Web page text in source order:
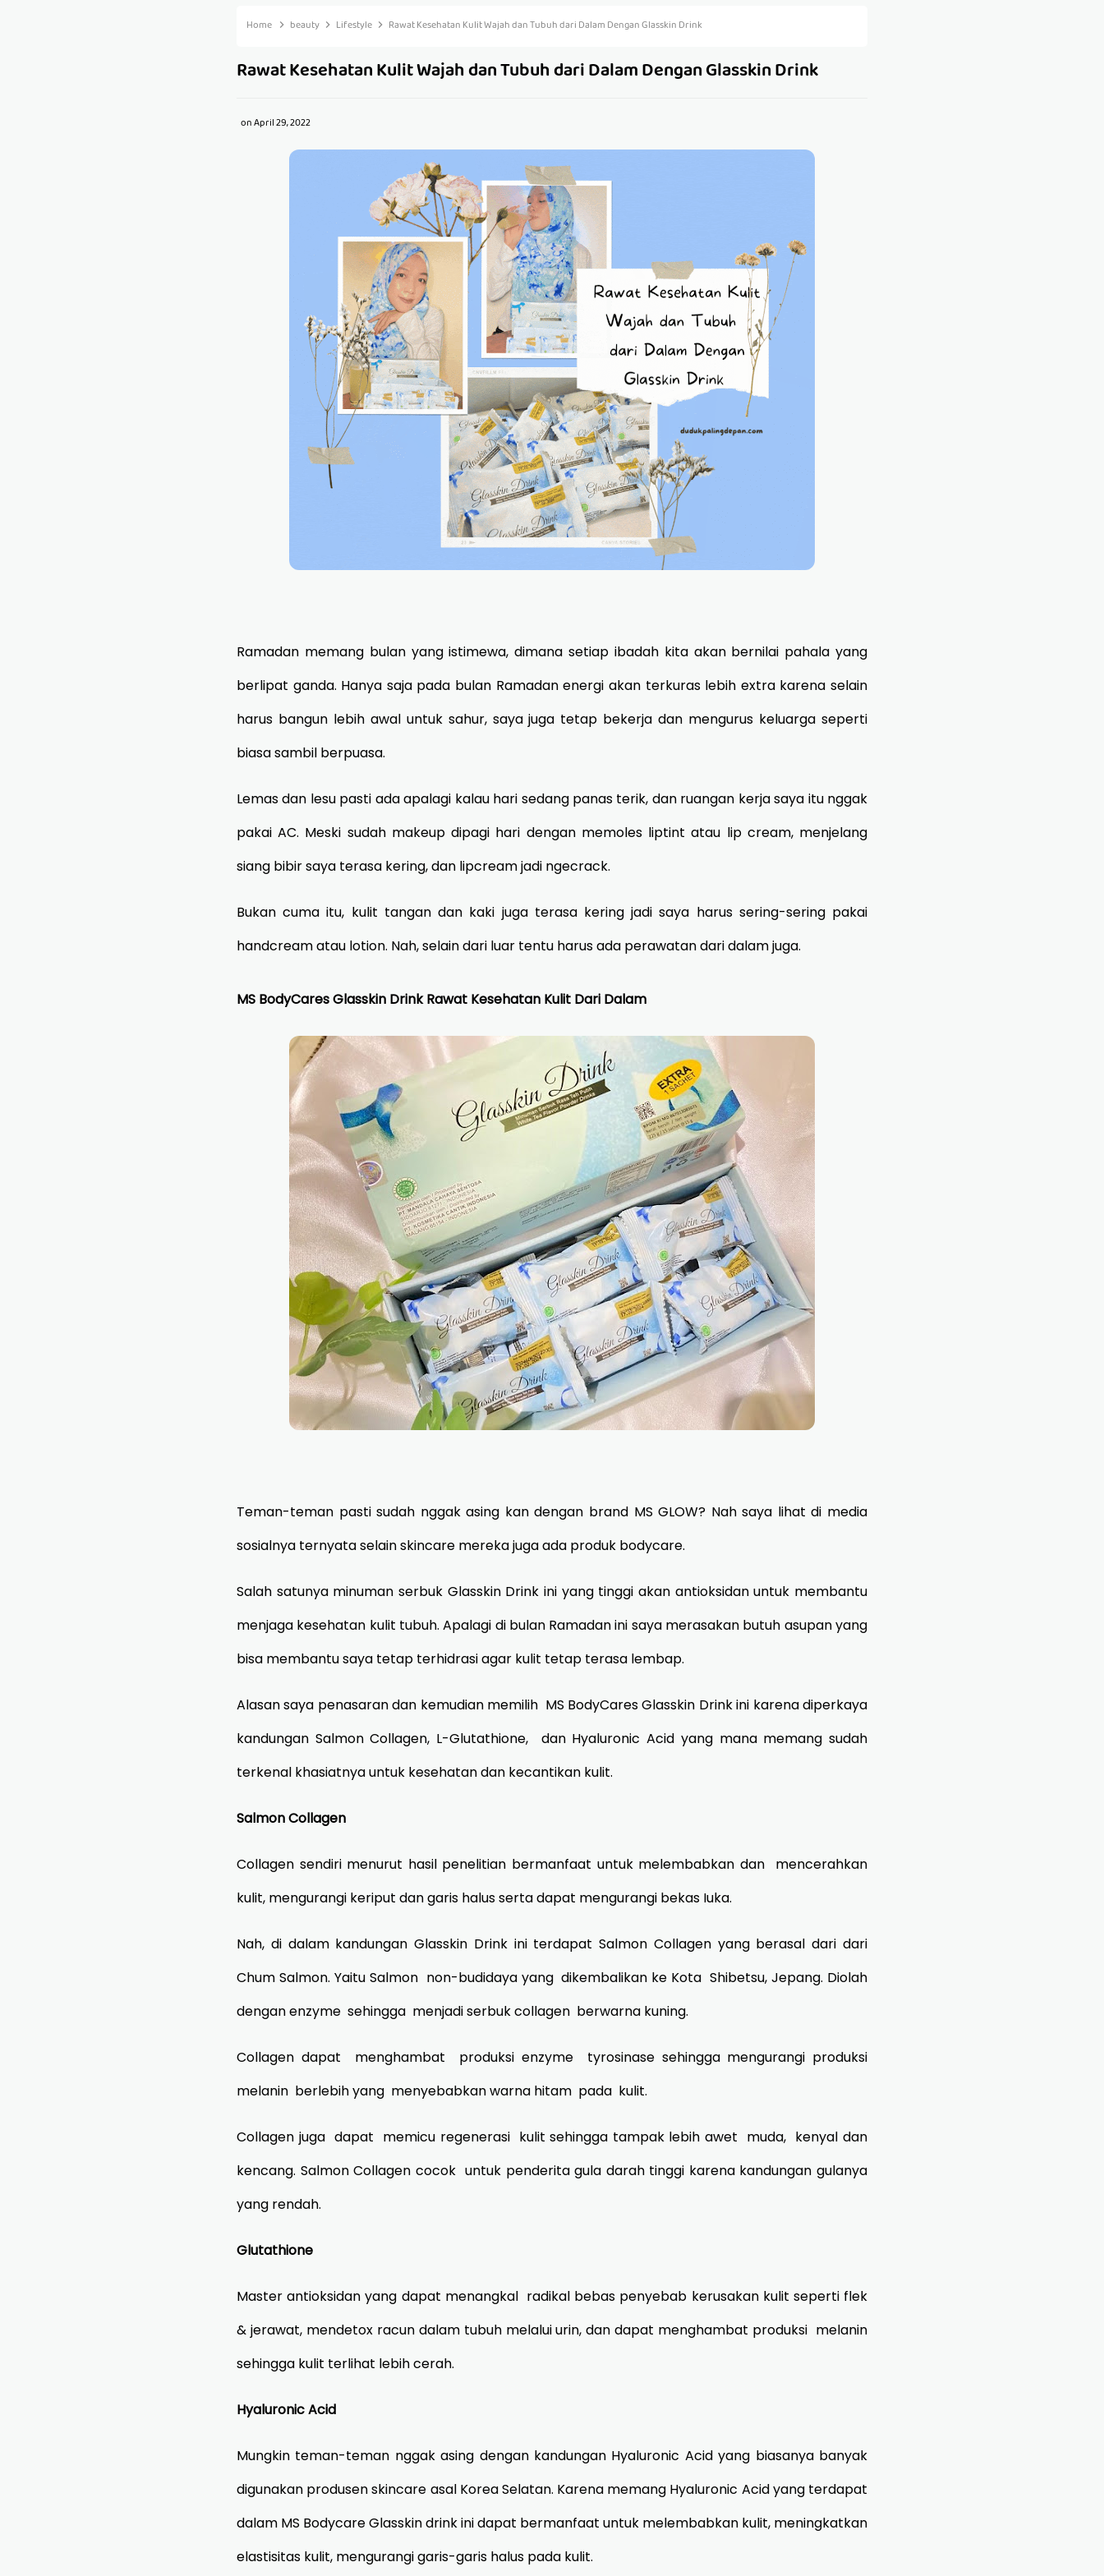
Home beauty Lifestyle Rawat Kesehatan Kulit Wajah dan Tubuh dari Dalam Dengan Glasskin Drink
Rawat Kesehatan Kulit Wajah dan Tubuh dari Dalam Dengan Glasskin Drink
onApril 29, 2022
Ramadan memang bulan yang istimewa, dimana setiap ibadah kita akan bernilai pahala yang
berlipat ganda. Hanya saja pada bulan Ramadan energi akan terkuras lebih extra karena selain
harus bangun lebih awal untuk sahur, saya juga tetap bekerja dan mengurus keluarga seperti
biasa sambil berpuasa.
Lemas dan lesu pasti ada apalagi kalau hari sedang panas terik, dan ruangan kerja saya itu nggak
pakai AC. Meski sudah makeup dipagi hari dengan memoles liptint atau lip cream, menjelang
siang bibir saya terasa kering, dan lipcream jadi ngecrack.
Bukan cuma itu, kulit tangan dan kaki juga terasa kering jadi saya harus sering-sering pakai
handcream atau lotion. Nah, selain dari luar tentu harus ada perawatan dari dalam juga.
MS BodyCares Glasskin Drink Rawat Kesehatan Kulit Dari Dalam
Teman-teman pasti sudah nggak asing kan dengan brand MS GLOW? Nah saya lihat di media
sosialnya ternyata selain skincare mereka juga ada produk bodycare.
Salah satunya minuman serbuk Glasskin Drink ini yang tinggi akan antioksidan untuk membantu
menjaga kesehatan kulit tubuh. Apalagi di bulan Ramadan ini saya merasakan butuh asupan yang
bisa membantu saya tetap terhidrasi agar kulit tetap terasa lembap.
Alasan saya penasaran dan kemudian memilih MS BodyCares Glasskin Drink ini karena diperkaya
kandungan Salmon Collagen, L-Glutathione, dan Hyaluronic Acid yang mana memang sudah
terkenal khasiatnya untuk kesehatan dan kecantikan kulit.
Salmon Collagen
Collagen sendiri menurut hasil penelitian bermanfaat untuk melembabkan dan mencerahkan
kulit, mengurangi keriput dan garis halus serta dapat mengurangi bekas Iuka.
Nah, di dalam kandungan Glasskin Drink ini terdapat Salmon Collagen yang berasal dari dari
Chum Salmon. Yaitu Salmon non-budidaya yang dikembalikan ke Kota Shibetsu, Jepang. Diolah
dengan enzyme sehingga menjadi serbuk collagen berwarna kuning.
Collagen dapat menghambat produksi enzyme tyrosinase sehingga mengurangi produksi
melanin berlebih yang menyebabkan warna hitam pada kulit.
Collagen juga dapat memicu regenerasi kulit sehingga tampak lebih awet muda, kenyal dan
kencang. Salmon Collagen cocok untuk penderita gula darah tinggi karena kandungan gulanya
yang rendah.
Glutathione
Master antioksidan yang dapat menangkal radikal bebas penyebab kerusakan kulit seperti flek
& jerawat, mendetox racun dalam tubuh melalui urin, dan dapat menghambat produksi melanin
sehingga kulit terlihat lebih cerah.
Hyaluronic Acid
Mungkin teman-teman nggak asing dengan kandungan Hyaluronic Acid yang biasanya banyak
digunakan produsen skincare asal Korea Selatan. Karena memang Hyaluronic Acid yang terdapat
dalam MS Bodycare Glasskin drink ini dapat bermanfaat untuk melembabkan kulit, meningkatkan
elastisitas kulit, mengurangi garis-garis halus pada kulit.